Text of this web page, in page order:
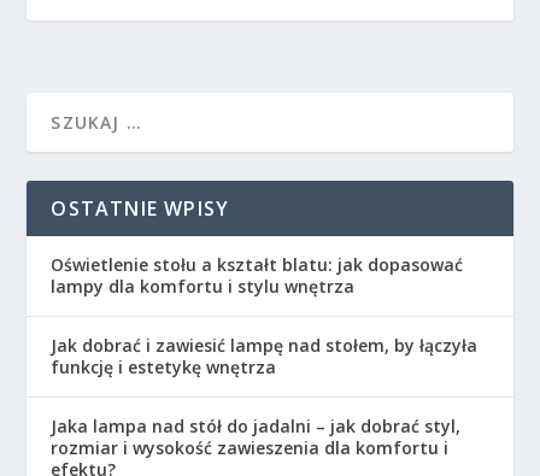
OSTATNIE WPISY
Oświetlenie stołu a kształt blatu: jak dopasować
lampy dla komfortu i stylu wnętrza
Jak dobrać i zawiesić lampę nad stołem, by łączyła
funkcję i estetykę wnętrza
Jaka lampa nad stół do jadalni – jak dobrać styl,
rozmiar i wysokość zawieszenia dla komfortu i
efektu?